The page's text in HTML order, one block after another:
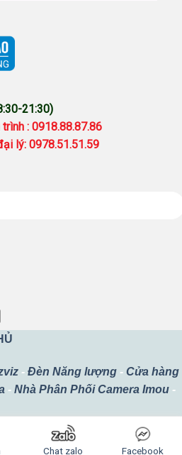
Chat zalo Facebook
21:30)
: 0918.88.87.86
lý: 0978.51.51.59
- Đèn Năng lượng - Cửa hàng
- Nhà Phân Phối Camera Imou -
bởi Công Ty TNHH MTV SURETECH